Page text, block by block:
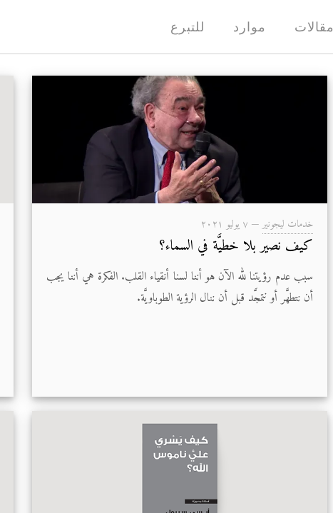
مقالات موارد للتبرع
خدمات ليجونير— ۷ يوليو ۲۰۲۱
كيف نصير بلا خطيَّة في السماء؟
سبب عدم رؤيتنا لله الآن هو أننا لسنا أنقياء القلب. الفكرة هي أننا يجب
أن نتطهَّر أو نتمجَّد قبل أن ننال الرؤية الطوباويَّة.